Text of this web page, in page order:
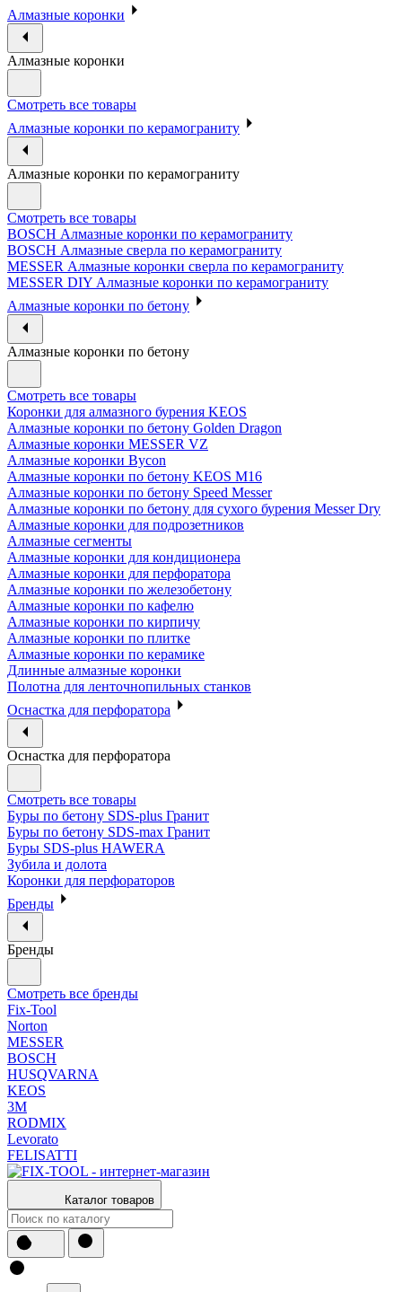
Алмазные коронки
Алмазные коронки
Смотреть все товары
Алмазные коронки по керамограниту
Алмазные коронки по керамограниту
Смотреть все товары
BOSCH Алмазные коронки по керамограниту
BOSCH Алмазные сверла по керамограниту
MESSER Алмазные коронки сверла по керамограниту
MESSER DIY Алмазные коронки по керамограниту
Алмазные коронки по бетону
Алмазные коронки по бетону
Смотреть все товары
Коронки для алмазного бурения KEOS
Алмазные коронки по бетону Golden Dragon
Алмазные коронки MESSER VZ
Алмазные коронки Bycon
Алмазные коронки по бетону KEOS M16
Алмазные коронки по бетону Speed Messer
Алмазные коронки по бетону для сухого бурения Messer Dry
Алмазные коронки для подрозетников
Алмазные сегменты
Алмазные коронки для кондиционера
Алмазные коронки для перфоратора
Алмазные коронки по железобетону
Алмазные коронки по кафелю
Алмазные коронки по кирпичу
Алмазные коронки по плитке
Алмазные коронки по керамике
Длинные алмазные коронки
Полотна для ленточнопильных станков
Оснастка для перфоратора
Оснастка для перфоратора
Смотреть все товары
Буры по бетону SDS-plus Гранит
Буры по бетону SDS-max Гранит
Буры SDS-plus HAWERA
Зубила и долота
Коронки для перфораторов
Бренды
Бренды
Смотреть все бренды
Fix-Tool
Norton
MESSER
BOSCH
HUSQVARNA
KEOS
3М
RODMIX
Levorato
FELISATTI
Каталог товаров